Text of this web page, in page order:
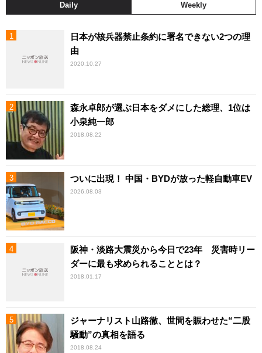
Daily Weekly
日本が核兵器禁止条約に署名できない2つの理
由
2020.10.27
森永卓郎が選ぶ日本をダメにした総理、1位は
小泉純一郎
2018.08.22
ついに出現！ 中国・BYDが放った軽自動車EV
2026.08.03
阪神・淡路大震災から今日で23年 災害時リー
ダーに最も求められることとは？
2018.01.17
ジャーナリスト山路徹、世間を賑わせた“二股
騒動”の真相を語る
2018.08.24